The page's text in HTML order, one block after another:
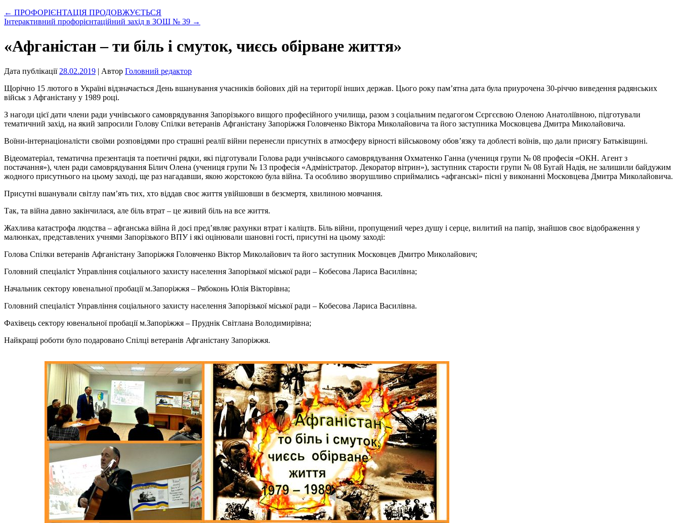
← ПРОФОРІЄНТАЦІЯ ПРОДОВЖУЄТЬСЯ
Інтерактивний профорієнтаційний захід в ЗОШ № 39 →
«Афганістан – ти біль і смуток, чиєсь обірване життя»
Дата публікації 28.02.2019 | Автор Головний редактор
Щорічно 15 лютого в Україні відзначається День вшанування учасників бойових дій на території інших держав. Цього року пам’ятна дата була приурочена 30-річчю виведення радянських
військ з Афганістану у 1989 році.
З нагоди цієї дати члени ради учнівського самоврядування Запорізького вищого професійного училища, разом з соціальним педагогом Сєргєєвою Оленою Анатоліївною, підготували
тематичний захід, на який запросили Голову Спілки ветеранів Афганістану Запоріжжя Головченко Віктора Миколайовича та його заступника Московцева Дмитра Миколайовича.
Воїни-інтернаціоналісти своїми розповідями про страшні реалії війни перенесли присутніх в атмосферу вірності військовому обов’язку та доблесті воїнів, що дали присягу Батьківщині.
Відеоматеріал, тематична презентація та поетичні рядки, які підготували Голова ради учнівського самоврядування Охматенко Ганна (учениця групи № 08 професія «ОКН. Агент з
постачання»), член ради самоврядування Білич Олена (учениця групи № 13 професія «Адміністратор. Декоратор вітрин»), заступник старости групи № 08 Бугай Надія, не залишили байдужим
жодного присутнього на цьому заході, ще раз нагадавши, якою жорстокою була війна. Та особливо зворушливо сприймались «афганські» пісні у виконанні Московцева Дмитра Миколайовича.
Присутні вшанували світлу пам’ять тих, хто віддав своє життя увійшовши в безсмертя, хвилиною мовчання.
Так, та війна давно закінчилася, але біль втрат – це живий біль на все життя.
Жахлива катастрофа людства – афганська війна й досі пред’являє рахунки втрат і каліцтв. Біль війни, пропущений через душу і серце, вилитий на папір, знайшов своє відображення у
малюнках, представлених учнями Запорізького ВПУ і які оцінювали шановні гості, присутні на цьому заході:
Голова Спілки ветеранів Афганістану Запоріжжя Головченко Віктор Миколайович та його заступник Московцев Дмитро Миколайович;
Головний спеціаліст Управління соціального захисту населення Запорізької міської ради – Кобесова Лариса Василівна;
Начальник сектору ювенальної пробації м.Запоріжжя – Рябоконь Юлія Вікторівна;
Головний спеціаліст Управління соціального захисту населення Запорізької міської ради – Кобесова Лариса Василівна.
Фахівець сектору ювенальної пробації м.Запоріжжя – Пруднік Світлана Володимирівна;
Найкращі роботи було подаровано Спілці ветеранів Афганістану Запоріжжя.